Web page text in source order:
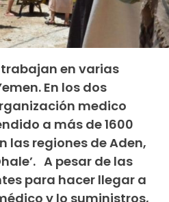
trabajan en varias
En los dos
medico
a más de 1600
las regiones de Aden,
A pesar de las
para hacer llegar a
y lo suministros,